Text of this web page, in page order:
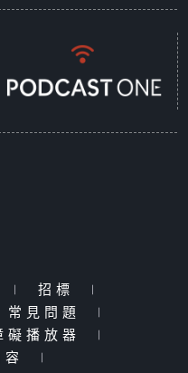
| 招標
|
常見問題
|
礙播放器
|
容
|